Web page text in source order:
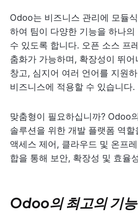
Odoo는 비즈니스 관리에 모듈
하여 팀이 다양한 기능을 하나
수 있도록 합니다. 오픈 소스 프
춤화가 가능하며, 확장성이 뛰어
창고, 심지어 여러 언어를 지원
비즈니스에 적용할 수 있습니다.
맞춤형이 필요하십니까? Odoo
솔루션을 위한 개발 플랫폼 역할
액세스 제어, 클라우드 및 온프
합을 통해 보안, 확장성 및 효율
Odoo의 최고의 기능